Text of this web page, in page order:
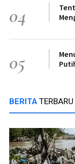
04
05
BERITA